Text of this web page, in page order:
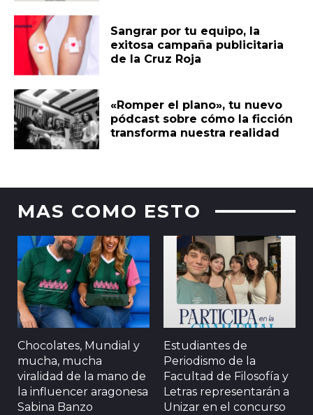
Sangrar por tu equipo, la
exitosa campaña publicitaria
de la Cruz Roja
«Romper el plano», tu nuevo
pódcast sobre cómo la ficción
transforma nuestra realidad
MAS COMO ESTO
Chocolates, Mundial y
mucha, mucha
viralidad de la mano de
la influencer aragonesa
Sabina Banzo
Estudiantes de
Periodismo de la
Facultad de Filosofía y
Letras representarán a
Unizar en el concurso